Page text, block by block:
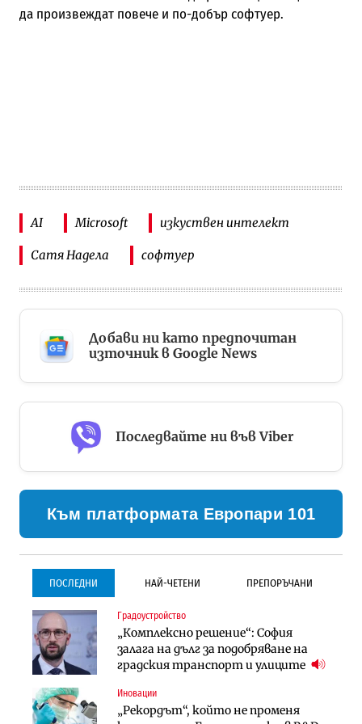
да произвеждат повече и по-добър софтуер.
AI Microsoft изкуствен интелект
Сатя Надела софтуер
Добави ни като предпочитан
източник в Google News
Последвайте ни във Viber
Към платформата Европари 101
ПОСЛЕДНИ НАЙ-ЧЕТЕНИ ПРЕПОРЪЧАНИ
Градоустройство
„Комплексно решение“: София
залага на дълг за подобряване на
градския транспорт и улиците
Иновации
„Рекордът“, който не променя
Градоустройство
Столична община избра
изпълнител за преместването на
трамвайното трасе по бул.
Инфраструктура
Инфраструктура
Проектирането на тунела под
Петрохан ще върви паралелно с
екологичните оценки
Компании
„Хювефарма“ подписа договор за